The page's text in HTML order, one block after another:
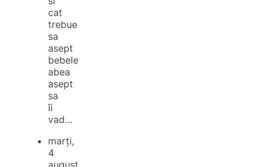
cat
trebue
sa
asept
bebele
abea
asept
sa
îi
vad…
marți,
4